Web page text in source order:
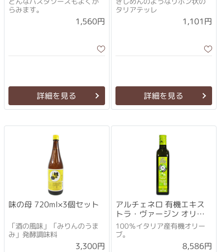
らみます。
1,560円
詳細を見る
タリアテッレ
1,101円
詳細を見る
味の母 720ml×3個セット
「酒の風味」「みりんのうま
み」発酵調味料
3,300円
アルチェネロ 有機エキス
トラ・ヴァージン オリー
ブオイル ドルチェ
500ml×3個セット
100％イタリア産有機オリー
ブ。
8,586円